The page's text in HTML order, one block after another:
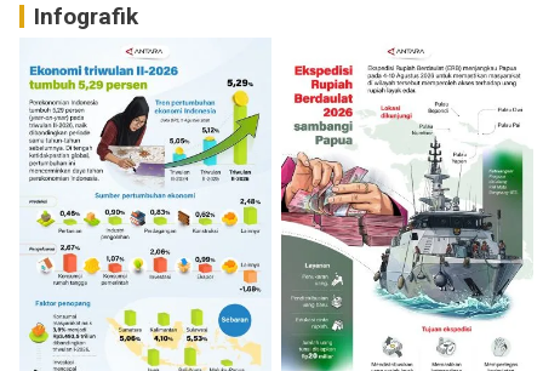
Infografik